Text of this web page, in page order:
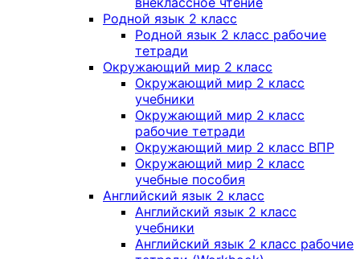
Родной язык 2 класс
Родной язык 2 класс рабочие
тетради
Окружающий мир 2 класс
Окружающий мир 2 класс
учебники
Окружающий мир 2 класс
рабочие тетради
Окружающий мир 2 класс ВПР
Окружающий мир 2 класс
учебные пособия
Английский язык 2 класс
Английский язык 2 класс
учебники
Английский язык 2 класс рабочие